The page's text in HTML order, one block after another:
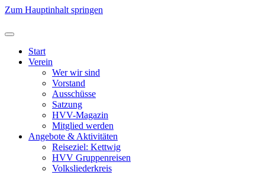
Zum Hauptinhalt springen
Start
Verein
Wer wir sind
Vorstand
Ausschüsse
Satzung
HVV-Magazin
Mitglied werden
Angebote & Aktivitäten
Reiseziel: Kettwig
HVV Gruppenreisen
Volksliederkreis